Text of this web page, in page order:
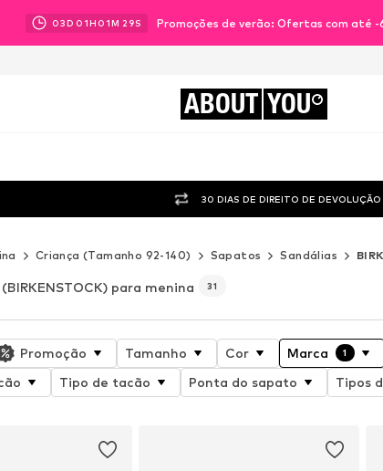
03D 01H 01M 28S Promoções de verão: Ofertas com até
ABOUT YOU
30 DIAS DE DIREITO DE DEVOLUÇÃO
Criança (Tamanho 92-140) Sapatos Sandálias
(BIRKENSTOCK) para menina 31
Promoção Tamanho Cor Marca 1
Tipo de tacão Ponta do sapato Tipos